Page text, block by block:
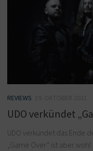
REVIEWS
UDO verkündet
UDO verkündet das Ende
„Game Over“ ist aber